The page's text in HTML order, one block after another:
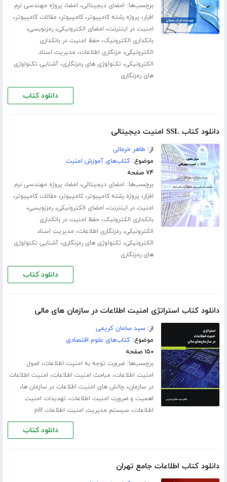
برچسب‌ها: امضای دیجیتالی، امضا، پروژه مهندسی نرم
افزار، پروژه رشته کامپیوتر،کامپیوتر، مقالات کامپیوتر،
امنیت در اینترنت، امضای الکترونیکی،رمزنویسی،
بانکداری الکترونیک،حفظ امنیت در بانکداری
الکترونیکی، مزنگاری اطلاعات، مدیریت اسناد
الکترونیکی، تکنولوژی های رمزنگاری،آشنایی تکنولوژی
های رمزنگاری
دانلود کتاب
دانلود کتاب SSL امنیت دیجیتالی
از: طاهر خرمالی
موضوع:کتاب‌های آموزش امنیت
۷۴ صفحه
برچسب‌ها: امضای دیجیتالی، امضا، پروژه مهندسی نرم
افزار، پروژه رشته کامپیوتر،کامپیوتر، مقالات کامپیوتر،
امنیت در اینترنت، امضای الکترونیکی،رمزنویسی،
بانکداری الکترونیک،حفظ امنیت در بانکداری
الکترونیکی،رمزنگاری اطلاعات، مدیریت اسناد
الکترونیکی، تکنولوژی های رمزنگاری،آشنایی تکنولوژی
های رمزنگاری
دانلود کتاب
دانلود کتاب استراتژی امنیت اطلاعات در سازمان های مالی
از:سید سامان کریمی
موضوع:کتاب‌های علوم اقتصادی
۱۵۰ صفحه
برچسب‌ها:ضرورت توجه به امنیت اطلاعات، اصول
امنیت اطلاعات، مباحث امنیت اطلاعات، امنیت اطلاعات
در سازمان، چالش های امنیت اطلاعات در سازمان ها،
اهمیت و ضرورت امنیت اطلاعات، تهدیدات امنیت
اطلاعات، سیستم مدیریت امنیت اطلاعات pdf
دانلود کتاب
دانلود کتاب اطلاعات جامع تهران